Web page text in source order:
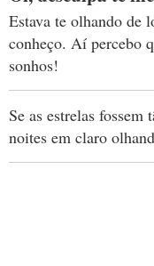
Estava te olhando de
conheço. Aí percebo
sonhos!
Se as estrelas fossem
noites em claro